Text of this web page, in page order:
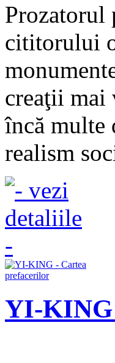
Prozatorul
cititorului
creaţii mai
încă multe
realism
YI-KING